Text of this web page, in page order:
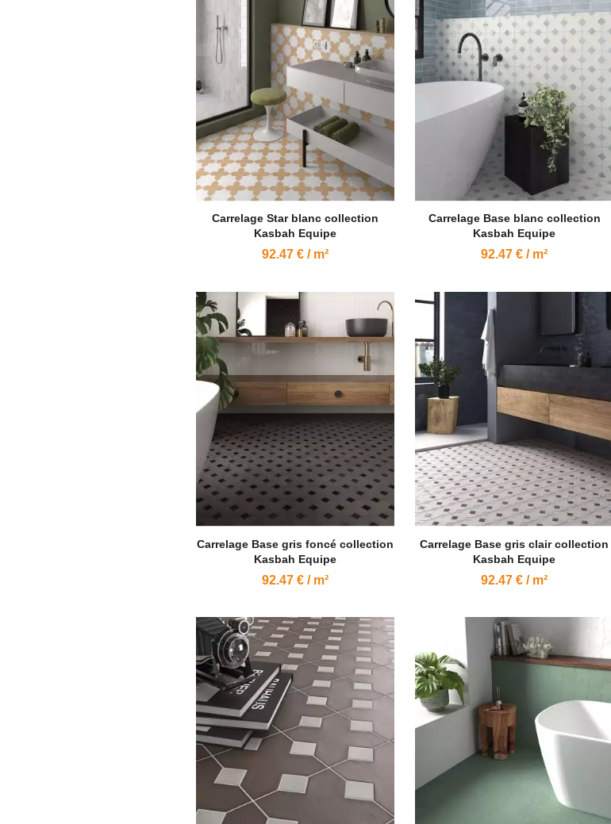
Carrelage Star blanc collection
Kasbah Equipe
92.47 € / m²
Carrelage Base blanc collection
Kasbah Equipe
92.47 € / m²
Carrelage Base gris foncé collection
Kasbah Equipe
92.47 € / m²
Carrelage Base gris clair collection
Kasbah Equipe
92.47 € / m²